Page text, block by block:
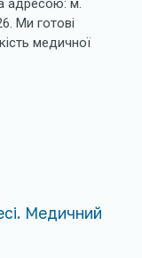
адресою: м.
Ми готові
медичної
Медичний